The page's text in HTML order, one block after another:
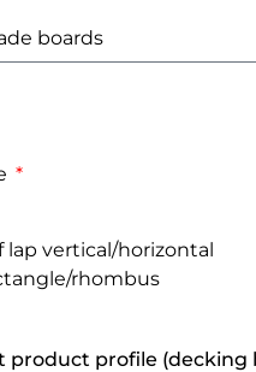
lap vertical/horizontal
rhombus
product profile (decking